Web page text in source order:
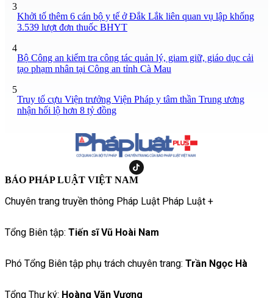
3
Khởi tố thêm 6 cán bộ y tế ở Đắk Lắk liên quan vụ lập khống
3.539 lượt đơn thuốc BHYT
4
Bộ Công an kiểm tra công tác quản lý, giam giữ, giáo dục cải
tạo phạm nhân tại Công an tỉnh Cà Mau
5
Truy tố cựu Viện trưởng Viện Pháp y tâm thần Trung ương
nhận hối lộ hơn 8 tỷ đồng
BÁO PHÁP LUẬT VIỆT NAM
Chuyên trang truyền thông Pháp Luật Pháp Luật +
Tổng Biên tập: Tiến sĩ Vũ Hoài Nam
Phó Tổng Biên tập phụ trách chuyên trang: Trần Ngọc Hà
Tổng Thư ký: Hoàng Văn Vượng